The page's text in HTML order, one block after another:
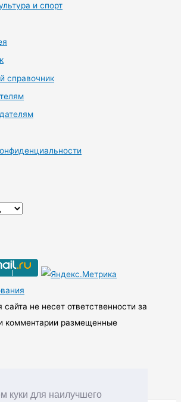
куки для наилучшего
и спорт
справочник
не несет ответственности за
комментарии размещенные